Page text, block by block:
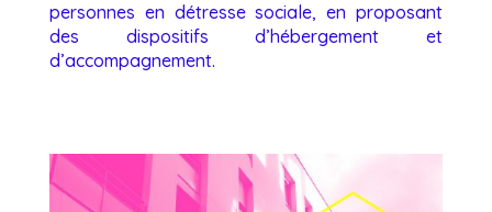
personnes en détresse sociale, en proposant
des dispositifs d’hébergement et
d’accompagnement.